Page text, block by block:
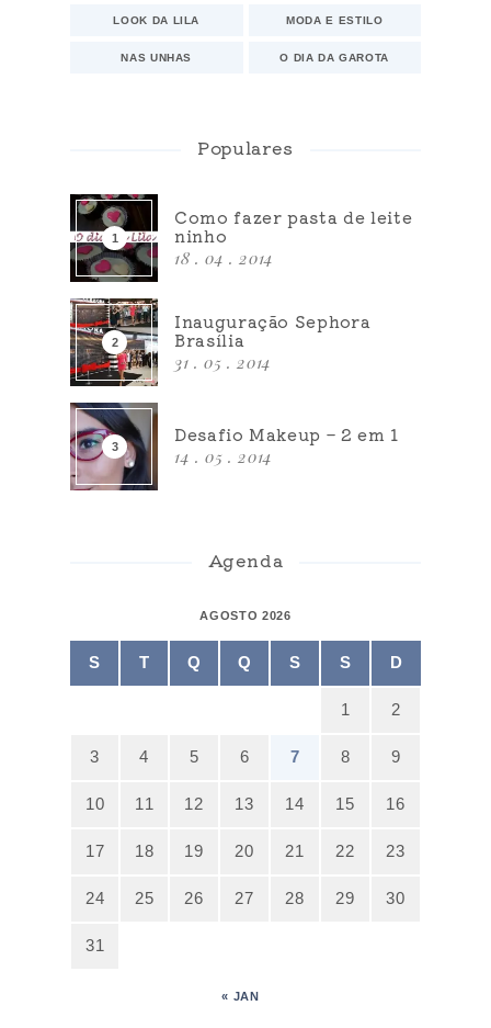
LOOK DA LILA MODA E ESTILO
NAS UNHAS O DIA DA GAROTA
Populares
Como fazer pasta de leite
ninho
18 . 04 . 2014
Inauguração Sephora
Brasília
31 . 05 . 2014
Desafio Makeup – 2 em 1
14 . 05 . 2014
Agenda
AGOSTO 2026
S T Q Q S S D
1 2
3 4 5 6 7 8 9
10 11 12 13 14 15 16
17 18 19 20 21 22 23
24 25 26 27 28 29 30
31
« JAN